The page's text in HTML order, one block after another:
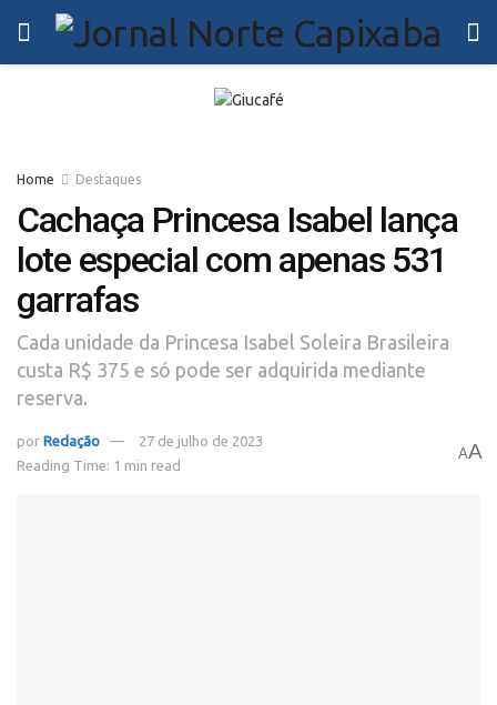
Home Destaques
Cachaça Princesa Isabel lança
lote especial com apenas 531
garrafas
Cada unidade da Princesa Isabel Soleira Brasileira
custa R$ 375 e só pode ser adquirida mediante
reserva.
por Redação
27 de julho de 2023
Reading Time: 1 min read
AA